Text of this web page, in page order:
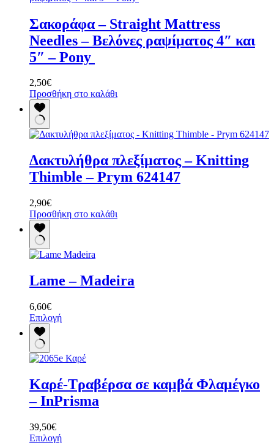
Σακοράφα – Straight Mattress
Needles – Βελόνες ραψίματος 4″ και
5″ – Pony
2,50€
Προσθήκη στο καλάθι
Δακτυλήθρα πλεξίματος – Knitting
Thimble – Prym 624147
2,90€
Προσθήκη στο καλάθι
Lame – Madeira
6,60€
ΕπιλογήΑυτό
πολλαπλές
Οι
επιλογές
μπορούν
στη
Καρέ-Τραβέρσα σε καμβά Φλαμέγκο
– InPrisma
39,50€
ΕπιλογήΑυτό